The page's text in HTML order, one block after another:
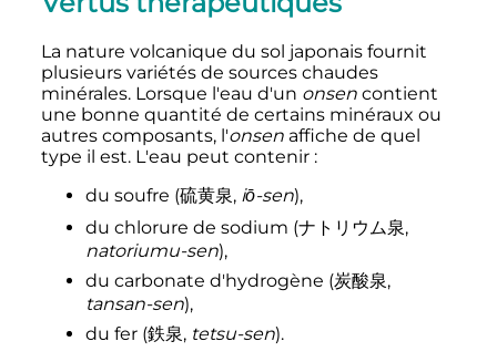
La nature volcanique du sol japonais fournit
plusieurs variétés de sources chaudes
minérales. Lorsque l'eau d'un onsencontient
une bonne quantité de certains minéraux ou
autres composants, l'onsenaffiche de quel
type il est. L'eau peut contenir :
du soufre (硫黄泉, iō-sen),
du chlorure de sodium (ナトリウム泉,
natoriumu-sen),
du carbonate d'hydrogène (炭酸泉,
tansan-sen),
du fer (鉄泉, tetsu-sen).